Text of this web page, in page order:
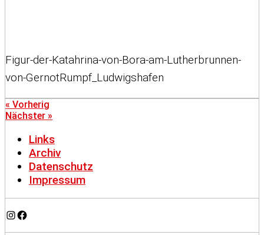
Figur-der-Katahrina-von-Bora-am-Lutherbrunnen-
von-GernotRumpf_Ludwigshafen
« Vorherig
Nächster »
Links
Archiv
Datenschutz
Impressum
Instagram
Facebook